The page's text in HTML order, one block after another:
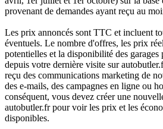
provenant de demandes ayant reçu au
Les prix annoncés sont TTC et incluent
éventuels. Le nombre d'offres, les prix
potentielles et la disponibilité des garages
depuis votre dernière visite sur
reçu des communications marketing de
des e-mails, des campagnes en ligne ou
conséquent, vous devez créer une
autobutler.fr pour voir les prix et les
disponibles.